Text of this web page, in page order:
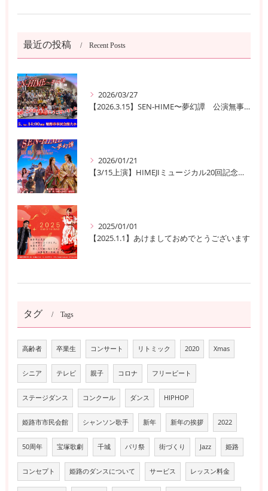
最近の投稿 Recent Posts
2026/03/27
【2026.3.15】SEN-HIME〜夢幻譚 公演無事終了
2026/01/21
【3/15上演】HIMEJIミュージカル20回記念公演！ 姫路の歴史と夢が交錯する『SEN-HIME〜夢幻譚』
2025/01/01
【2025.1.1】あけましておめでとうございます
タグ Tags
高齢者 卒業生 コンサート リトミック 2020 Xmas
シニア テレビ 親子 コロナ フリービート
ステージダンス コンクール ダンス HIPHOP
姫路市市民会館 シャンソン歌手 新年 新年の挨拶 2022
50周年 宝塚歌劇 千城 パリ祭 街づくり Jazz 姫路
コンセプト 姫路のダンスについて サービス レッスン料金